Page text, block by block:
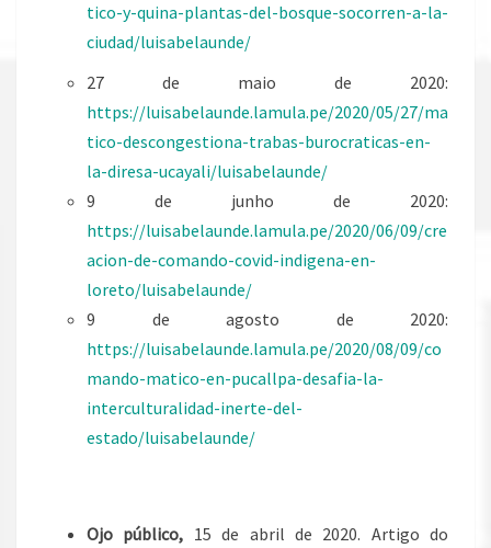
tico-y-quina-plantas-del-bosque-socorren-a-la-
ciudad/luisabelaunde/
27 de maio de 2020:
https://luisabelaunde.lamula.pe/2020/05/27/ma
tico-descongestiona-trabas-burocraticas-en-
la-diresa-ucayali/luisabelaunde/
9 de junho de 2020:
https://luisabelaunde.lamula.pe/2020/06/09/cre
acion-de-comando-covid-indigena-en-
loreto/luisabelaunde/
9 de agosto de 2020:
https://luisabelaunde.lamula.pe/2020/08/09/co
mando-matico-en-pucallpa-desafia-la-
interculturalidad-inerte-del-
estado/luisabelaunde/
Ojo público, 15 de abril de 2020. Artigo do